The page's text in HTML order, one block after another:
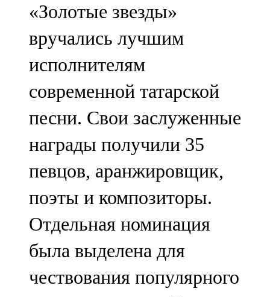
Түбән Кама
102,6 FM
Чирмешән
107,7 FM
Чистай
103,0 FM
Чүпрәле
91,0 FM
Шәмәрдән
102,3 FM
Яңа чишмә
«Золотые звезды»
вручались лучшим
исполнителям
современной татарской
песни. Свои заслуженные
награды получили 35
певцов, аранжировщик,
поэты и композиторы.
Отдельная номинация
была выделена для
чествования популярного